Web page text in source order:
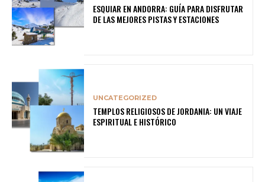
ESQUIAR EN ANDORRA: GUÍA PARA DISFRUTAR
DE LAS MEJORES PISTAS Y ESTACIONES
UNCATEGORIZED
TEMPLOS RELIGIOSOS DE JORDANIA: UN VIAJE
ESPIRITUAL E HISTÓRICO